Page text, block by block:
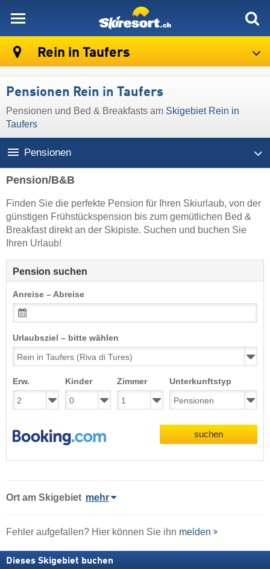
Rein in Taufers
Pensionen Rein in Taufers
Pensionen und Bed & Breakfasts am Skigebiet Rein in
Taufers
Pensionen
Pension/B&B
Finden Sie die perfekte Pension für Ihren Skiurlaub, von der
günstigen Frühstückspension bis zum gemütlichen Bed &
Breakfast direkt an der Skipiste. Suchen und buchen Sie
Ihren Urlaub!
Pension suchen
Anreise – Abreise
Urlaubsziel – bitte wählen
Erw. Kinder Zimmer Unterkunftstyp
suchen
Ort am Skigebiet mehr
Fehler aufgefallen? Hier können Sie ihn melden
Dieses Skigebiet buchen